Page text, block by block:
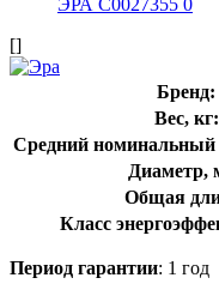
[]
Бренд:
Вес, кг:
Средний номинальный
Диаметр,
Общая
Класс
Период гарантии: 1 год